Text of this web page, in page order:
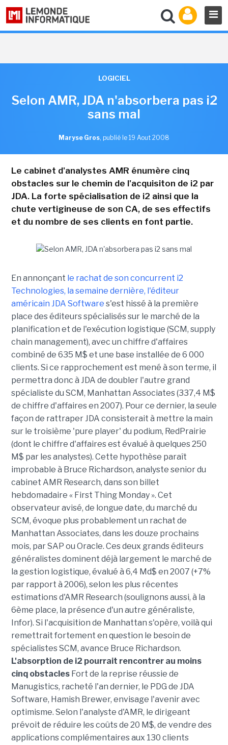
LOGICIEL
Selon AMR, JDA n'absorbera pas i2
sans mal
Maryse Gros, publié le 19 Aout 2008
Le cabinet d'analystes AMR énumère cinq
obstacles sur le chemin de l'acquisiton de i2 par
JDA. La forte spécialisation de i2 ainsi que la
chute vertigineuse de son CA, de ses effectifs
et du nombre de ses clients en font partie.
En annonçant le rachat de son concurrent i2
Technologies, la semaine dernière, l'éditeur
américain JDA Software s'est hissé à la première
place des éditeurs spécialisés sur le marché de la
planification et de l'exécution logistique (SCM, supply
chain management), avec un chiffre d'affaires
combiné de 635 M$ et une base installée de 6 000
clients. Si ce rapprochement est mené à son terme, il
permettra donc à JDA de doubler l'autre grand
spécialiste du SCM, Manhattan Associates (337,4 M$
de chiffre d'affaires en 2007). Pour ce dernier, la seule
façon de rattraper JDA consisterait à mettre la main
sur le troisième 'pure player' du podium, RedPrairie
(dont le chiffre d'affaires est évalué à quelques 250
M$ par les analystes). Cette hypothèse paraît
improbable à Bruce Richardson, analyste senior du
cabinet AMR Research, dans son billet
hebdomadaire « First Thing Monday ». Cet
observateur avisé, de longue date, du marché du
SCM, évoque plus probablement un rachat de
Manhattan Associates, dans les douze prochains
mois, par SAP ou Oracle. Ces deux grands éditeurs
généralistes dominent déjà largement le marché de
la gestion logistique, évalué à 6,4 Md$ en 2007 (+7%
par rapport à 2006), selon les plus récentes
estimations d'AMR Research (soulignons aussi, à la
6ème place, la présence d'un autre généraliste,
Infor). Si l'acquisition de Manhattan s'opère, voilà qui
remettrait fortement en question le besoin de
spécialistes SCM, avance Bruce Richardson.
L'absorption de i2 pourrait rencontrer au moins
cinq obstaclesFort de la reprise réussie de
Manugistics, racheté l'an dernier, le PDG de JDA
Software, Hamish Brewer, envisage l'avenir avec
optimisme. Selon l'analyste d'AMR, le dirigeant
prévoit de réduire les coûts de 20 M$, de vendre des
applications complémentaires aux 130 clients